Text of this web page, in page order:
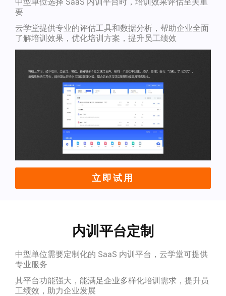
要
云学堂提供专业的评估工具和数据分析，帮助企业全面
了解培训效果，优化培训方案，提升员工绩效
立即试用
内训平台定制
中型单位需要定制化的 SaaS 内训平台，云学堂可提供
专业服务
其平台功能强大，能满足企业多样化培训需求，提升员
工绩效，助力企业发展